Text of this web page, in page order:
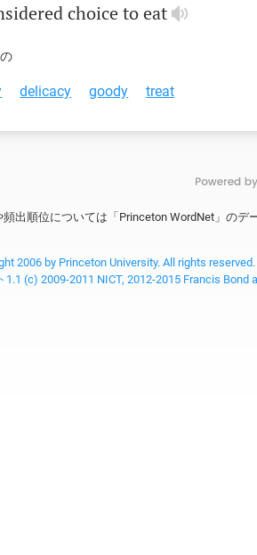
choice toeat
delicacy goody treat
出順位については「Princeton WordNet」の
2006 by Princeton University. All rights reserved.
(c) 2009-2011 NICT, 2012-2015 Francis Bond